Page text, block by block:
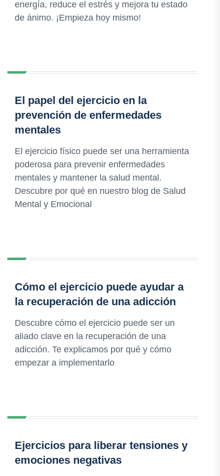
energía, reduce el estrés y mejora tu estado
de ánimo. ¡Empieza hoy mismo!
El papel del ejercicio en la
prevención de enfermedades
mentales
El ejercicio físico puede ser una herramienta
poderosa para prevenir enfermedades
mentales y mantener la salud mental.
Descubre por qué en nuestro blog de Salud
Mental y Emocional
Cómo el ejercicio puede ayudar a
la recuperación de una adicción
Descubre cómo el ejercicio puede ser un
aliado clave en la recuperación de una
adicción. Te explicamos por qué y cómo
empezar a implementarlo
Ejercicios para liberar tensiones y
emociones negativas